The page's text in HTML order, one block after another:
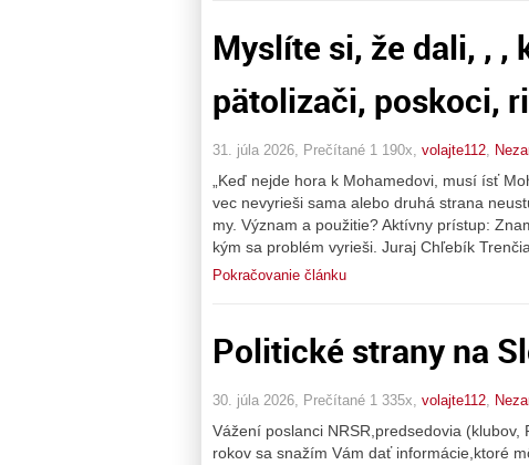
Myslíte si, že dali, ,
pätolizači, poskoci,
31. júla 2026, Prečítané 1 190x, volajte112,
„Keď nejde hora k Mohamedovi, musí ísť
vec nevyrieši sama alebo druhá strana
my. Význam a použitie? Aktívny prístup:
kým sa problém vyrieši. Juraj Chľebík
Pokračovanie článku
Politické strany na
30. júla 2026, Prečítané 1 335x, volajte112,
Vážení poslanci NRSR,predsedovia
rokov sa snažím Vám dať informácie,ktoré